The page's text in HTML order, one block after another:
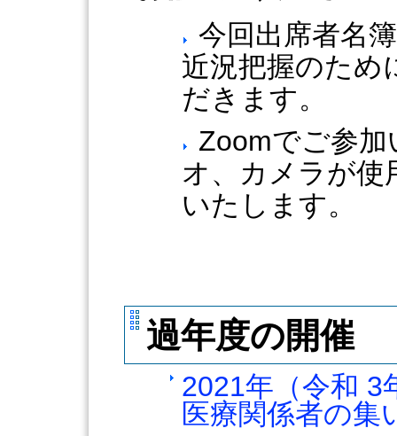
今回出席者名
近況把握のため
だきます。
Zoomでご参
オ、カメラが使
いたします。
過年度の開催
2021年（令和
医療関係者の集